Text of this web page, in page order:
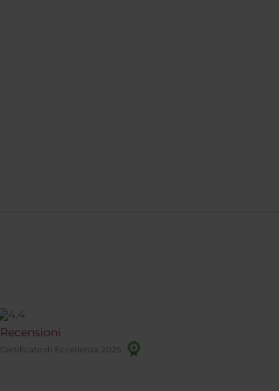
Recensioni
Certificato di Eccellenza 2025